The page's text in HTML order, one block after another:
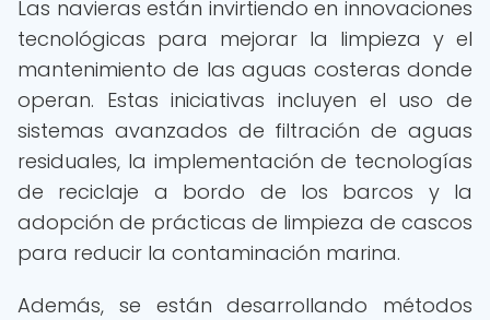
Las navieras están invirtiendo en innovaciones
tecnológicas para mejorar la limpieza y el
mantenimiento de las aguas costeras donde
operan. Estas iniciativas incluyen el uso de
sistemas avanzados de filtración de aguas
residuales, la implementación de tecnologías
de reciclaje a bordo de los barcos y la
adopción de prácticas de limpieza de cascos
para reducir la contaminación marina.
Además, se están desarrollando métodos